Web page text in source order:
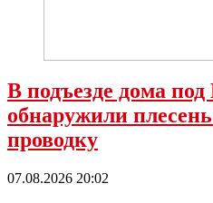
В подъезде дома
обнаружили
проводку
07.08.2026 20:02